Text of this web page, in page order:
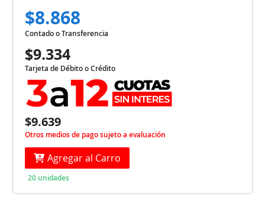
$8.868
Contado o Transferencia
$9.334
Tarjeta de Débito o Crédito
$9.639
Otros medios de pago sujeto a evaluación
Agregar al Carro
20 unidades